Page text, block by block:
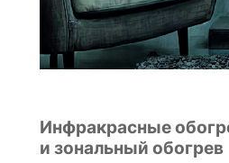
Инфракрасные
и зональный обогрев